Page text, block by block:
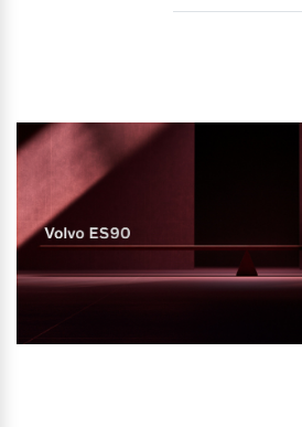
Gebrauchtwagen
Aktuelle Zubehörangebote
Zubehörkatalog
Aktuelle Serviceangebote
Karriere
Unsere News & Events